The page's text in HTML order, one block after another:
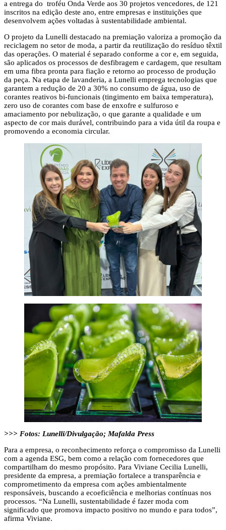
a entrega do troféu Onda Verde aos 30 projetos vencedores, de 121
inscritos na edição deste ano, entre empresas e instituições que
desenvolvem ações voltadas à sustentabilidade ambiental.
O projeto da Lunelli destacado na premiação valoriza a promoção da
reciclagem no setor de moda, a partir da reutilização do resíduo têxtil
das operações. O material é separado conforme a cor e, em seguida,
são aplicados os processos de desfibragem e cardagem, que resultam
em uma fibra pronta para fiação e retorno ao processo de produção
da peça. Na etapa de lavanderia, a Lunelli emprega tecnologias que
garantem a redução de 20 a 30% no consumo de água, uso de
corantes reativos bi-funcionais (tingimento em baixa temperatura),
zero uso de corantes com base de enxofre e sulfuroso e
amaciamento por nebulização, o que garante a qualidade e um
aspecto de cor mais durável, contribuindo para a vida útil da roupa e
promovendo a economia circular.
>>> Fotos: Lunelli/Divulgação; Mafalda Press
Para a empresa, o reconhecimento reforça o compromisso da Lunelli
com a agenda ESG, bem como a relação com fornecedores que
compartilham do mesmo propósito. Para Viviane Cecilia Lunelli,
presidente da empresa, a premiação fortalece a transparência e
comprometimento da empresa com ações ambientalmente
responsáveis, buscando a ecoeficiência e melhorias contínuas nos
processos. “Na Lunelli, sustentabilidade é fazer moda com
significado que promova impacto positivo no mundo e para todos”,
afirma Viviane.